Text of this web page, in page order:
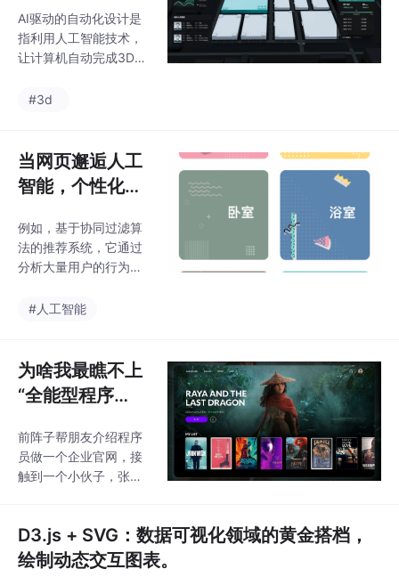
地图制作、空间分析和
数据交换。1. 文件组成
Shapefile由至少三个必
要文件.shp：主文件，
线、面等）的坐标数
移，加速查询。.dbf：
属性表文件（dB
行业标准
AI驱动的自动化设计是
指利用人工智能技术，
让计算机自动完成3D模
机器学习算法，计算机
体的形状、纹理和结
构，并生成高质量的3D
模型。可持续性设计思
充分考虑资源的节约和
环境的保护，减少对环
境的影响。这种设计思
和美观，还关注产品的
过虚拟现实（VR）或增
强现实（AR
#3d
当网页邂逅人工
智能，个性化体
例如，基于协同过滤算
法的推荐系统，它通过
分析大量用户的行为数
的用户群体，然后将这
电商网页中，用户咨询
商品信息、物流配送等
问题时，智能客服可以
解答，提高用户购物的
便捷性。个性化内容推
荐的优势显而易见。例
整导航栏的位置和菜单
的排序，将用户常用的
#人工智能
为啥我最瞧不上
“全能型程序
会，实则全是坑
前阵子帮朋友介绍程序
员做一个企业官网，接
触到一个小伙子，张口
了！UI设计、前端切
图、后端接口、服务器
部署，甚至域名备案我
D3.js + SVG：数据可视化领域的黄金搭档，
绘制动态交互图表。